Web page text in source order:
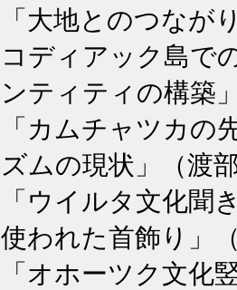
「大地とのつなが
コディアック島で
ンティティの構築
「カムチャツカの
ズムの現状」（渡
「ウイルタ文化聞
使われた首飾り」
「オホーツク文化